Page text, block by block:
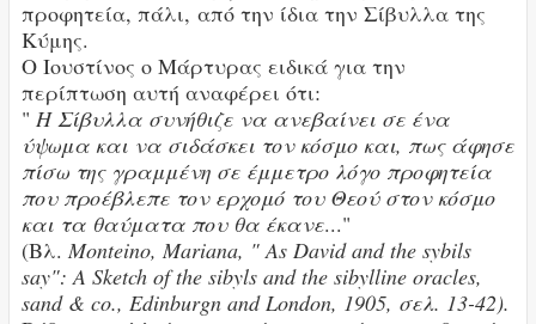
προφητεία, πάλι, από την ίδια την Σίβυλλα της
Κύμης.
Ο Ιουστίνος ο Μάρτυρας ειδικά για την
περίπτωση αυτή αναφέρει ότι:
" Η Σίβυλλα συνήθιζε να ανεβαίνει σε ένα
ύψωμα και να σιδάσκει τον κόσμο και, πως άφησε
πίσω της γραμμένη σε έμμετρο λόγο προφητεία
που προέβλεπε τον ερχομό του Θεού στον κόσμο
και τα θαύματα που θα έκανε..."
(Βλ. Monteino, Mariana, " As David and the sybils
say": A Sketch of the sibyls and the sibylline oracles,
sand & co., Edinburgn and London, 1905, σελ. 13-42).